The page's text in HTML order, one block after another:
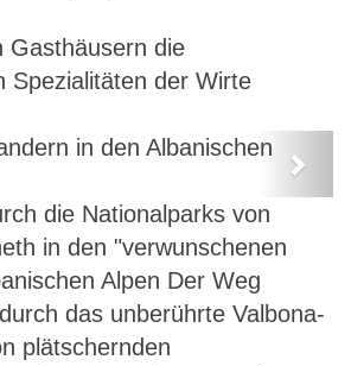
Gasthäusern die
Spezialitäten der Wirte
Alpen
die Nationalparks von
in den "verwunschenen
Alpen Der Weg
das unberührte Valbona-
plätschernden